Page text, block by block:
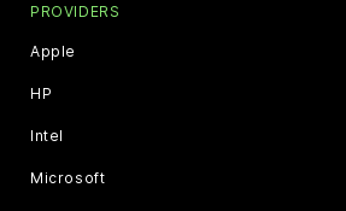
PROVIDERS
Apple
HP
Intel
Microsoft